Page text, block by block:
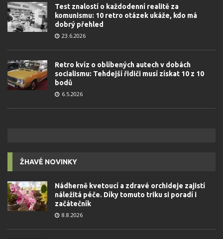
Test znalostí o každodenní realitě za
komunismu: 10 retro otázek ukáže, kdo má
dobrý přehled
23.6.2026
Retro kvíz o oblíbených autech v dobách
socialismu: Tehdejší řidiči musí získat 10 z 10
bodů
6.5.2026
ŽHAVÉ NOVINKY
Nádherně kvetoucí a zdravé orchideje zajistí
náležitá péče. Díky tomuto triku si poradí i
začátečník
8.8.2026